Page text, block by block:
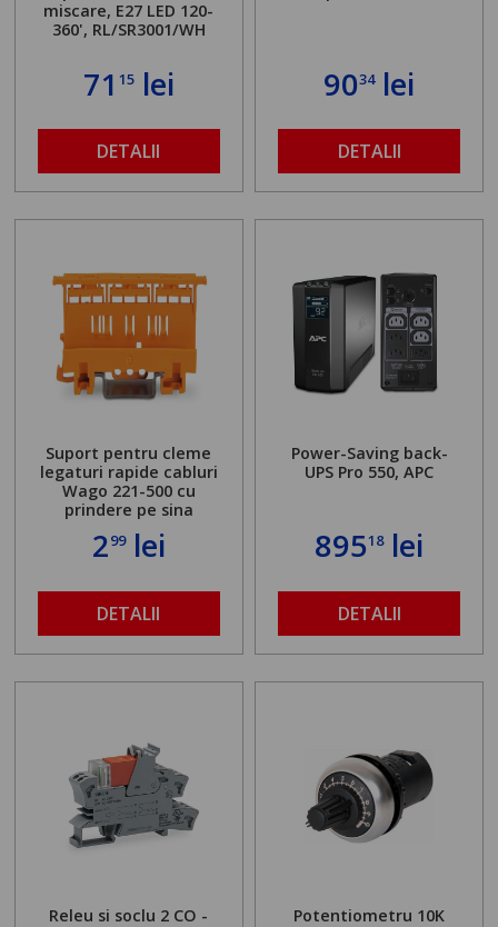
miscare, E27 LED 120-
360', RL/SR3001/WH
71 15lei
DETALII
9034lei
DETALII
Suport pentru cleme
legaturi rapide cabluri
Wago 221-500 cu
prindere pe sina
299lei
DETALII
Power-Saving back-
UPS Pro 550, APC
89518lei
DETALII
Releu si soclu 2 CO -
Potentiometru 10K